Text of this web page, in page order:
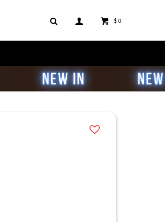
$ 0